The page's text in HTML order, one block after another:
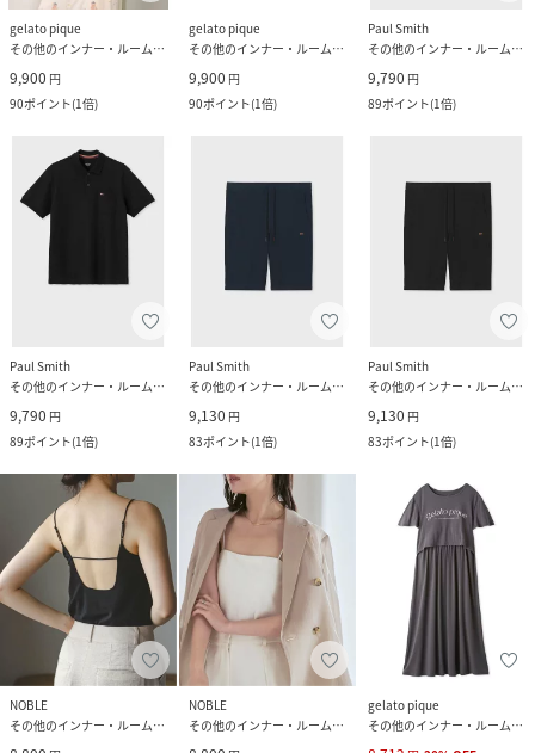
gelato pique
その他のインナー・ルームウェア
9,900 円
90ポイント(1倍)
gelato pique
その他のインナー・ルームウェア
9,900 円
90ポイント(1倍)
Paul Smith
その他のインナー・ルームウェア
9,790 円
89ポイント(1倍)
Paul Smith
その他のインナー・ルームウェア
9,790 円
89ポイント(1倍)
Paul Smith
その他のインナー・ルームウェア
9,130 円
83ポイント(1倍)
Paul Smith
その他のインナー・ルームウェア
9,130 円
83ポイント(1倍)
NOBLE
その他のインナー・ルームウェア
NOBLE
その他のインナー・ルームウェア
gelato pique
その他のインナー・ルームウェア